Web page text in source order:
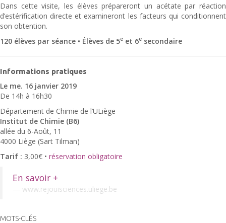
Dans cette visite, les élèves prépareront un acétate par réaction
d’estérification directe et examineront les facteurs qui conditionnent
son obtention.
120 élèves par séance • Élèves de 5e et 6e secondaire
Informations pratiques
Le me. 16 janvier 2019
De 14h à 16h30
Département de Chimie de l’ULiège
Institut de Chimie (B6)
allée du 6-Août, 11
4000 Liège (Sart Tilman)
Tarif : 3,00€ • réservation obligatoire
En savoir +
www.rejouisciences.uliege.be
MOTS-CLÉS